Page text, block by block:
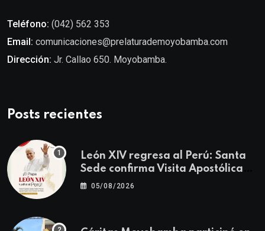
Teléfono: (042) 562 353
Email: comunicaciones@prelaturademoyobamba.com
Dirección: Jr. Callao 650. Moyobamba.
Posts recientes
León XIV regresa al Perú: Santa
Sede confirma Visita Apostólica
del 11 al 17 de noviembre
05/08/2026